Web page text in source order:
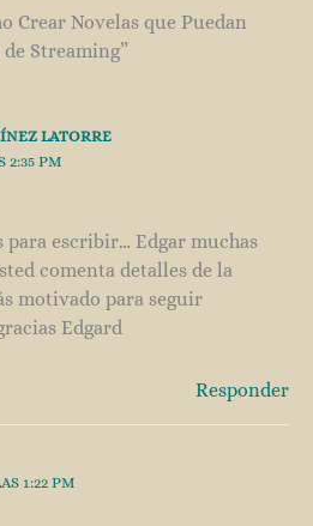
Crear Novelas que Puedan
Streaming”
LATORRE
2:35 PM
para escribir… Edgar muchas
comenta detalles de la
motivado para seguir
Edgard
Responder
1:22 PM